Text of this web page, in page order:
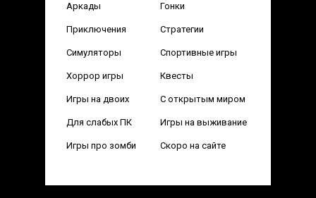
Аркады Гонки
Приключения Стратегии
Симуляторы Спортивные игры
Хоррор игры Квесты
Игры на двоих С открытым миром
Для слабых ПК Игры на выживание
Игры про зомби Скоро на сайте